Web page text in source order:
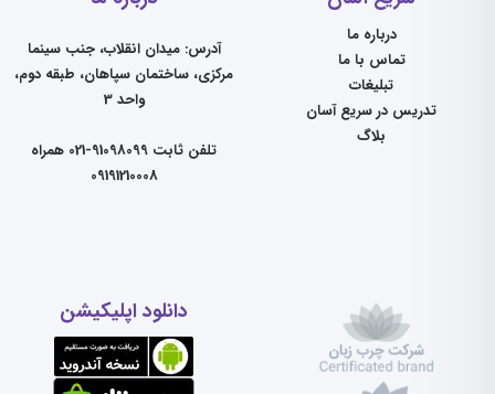
درباره ما
تماس با ما
تبلیغات
تدریس در سریع آسان
بلاگ
آدرس: میدان انقلاب، جنب سینما
مرکزی، ساختمان سپاهان، طبقه دوم،
واحد 3
تلفن ثابت 91098099-021 همراه
09191210008
دانلود اپلیکیشن